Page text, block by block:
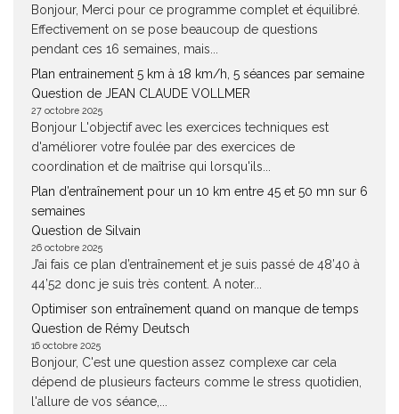
Bonjour, Merci pour ce programme complet et équilibré.
Effectivement on se pose beaucoup de questions
pendant ces 16 semaines, mais...
Plan entrainement 5 km à 18 km/h, 5 séances par semaine
Question de JEAN CLAUDE VOLLMER
27 octobre 2025
Bonjour L'objectif avec les exercices techniques est
d'améliorer votre foulée par des exercices de
coordination et de maîtrise qui lorsqu'ils...
Plan d’entraînement pour un 10 km entre 45 et 50 mn sur 6
semaines
Question de Silvain
26 octobre 2025
J’ai fais ce plan d’entraînement et je suis passé de 48’40 à
44’52 donc je suis très content. A noter...
Optimiser son entraînement quand on manque de temps
Question de Rémy Deutsch
16 octobre 2025
Bonjour, C'est une question assez complexe car cela
dépend de plusieurs facteurs comme le stress quotidien,
l'allure de vos séance,...